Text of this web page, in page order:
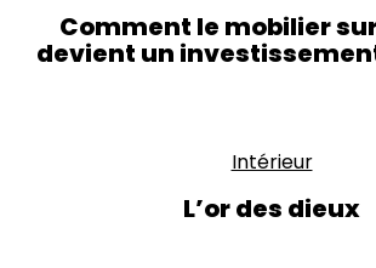
Comment le mobilier
devient un
Intérieur
L’or des dieux